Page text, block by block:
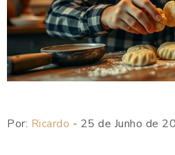
Por: Ricardo - 25 de Junho de